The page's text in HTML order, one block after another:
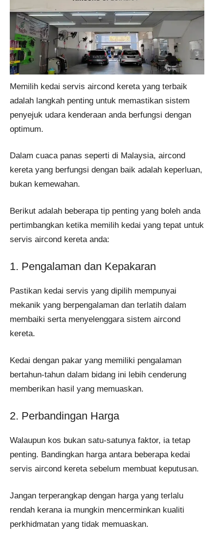
Memilih kedai servis aircond kereta yang terbaik
adalah langkah penting untuk memastikan sistem
penyejuk udara kenderaan anda berfungsi dengan
optimum.
Dalam cuaca panas seperti di Malaysia, aircond
kereta yang berfungsi dengan baik adalah keperluan,
bukan kemewahan.
Berikut adalah beberapa tip penting yang boleh anda
pertimbangkan ketika memilih kedai yang tepat untuk
servis aircond kereta anda:
1. Pengalaman dan Kepakaran
Pastikan kedai servis yang dipilih mempunyai
mekanik yang berpengalaman dan terlatih dalam
membaiki serta menyelenggara sistem aircond
kereta.
Kedai dengan pakar yang memiliki pengalaman
bertahun-tahun dalam bidang ini lebih cenderung
memberikan hasil yang memuaskan.
2. Perbandingan Harga
Walaupun kos bukan satu-satunya faktor, ia tetap
penting. Bandingkan harga antara beberapa kedai
servis aircond kereta sebelum membuat keputusan.
Jangan terperangkap dengan harga yang terlalu
rendah kerana ia mungkin mencerminkan kualiti
perkhidmatan yang tidak memuaskan.